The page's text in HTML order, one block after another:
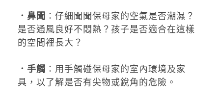
．鼻聞 ：仔細聞聞保母家的空氣是否潮濕？
是否通風良好不悶熱？孩子是否適合在這樣
的空間裡長大？
．手觸 ：用手觸碰保母家的室內環境及家
具，以了解是否有尖物或銳角的危險。